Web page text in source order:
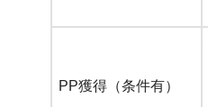
PP獲得（条件有）